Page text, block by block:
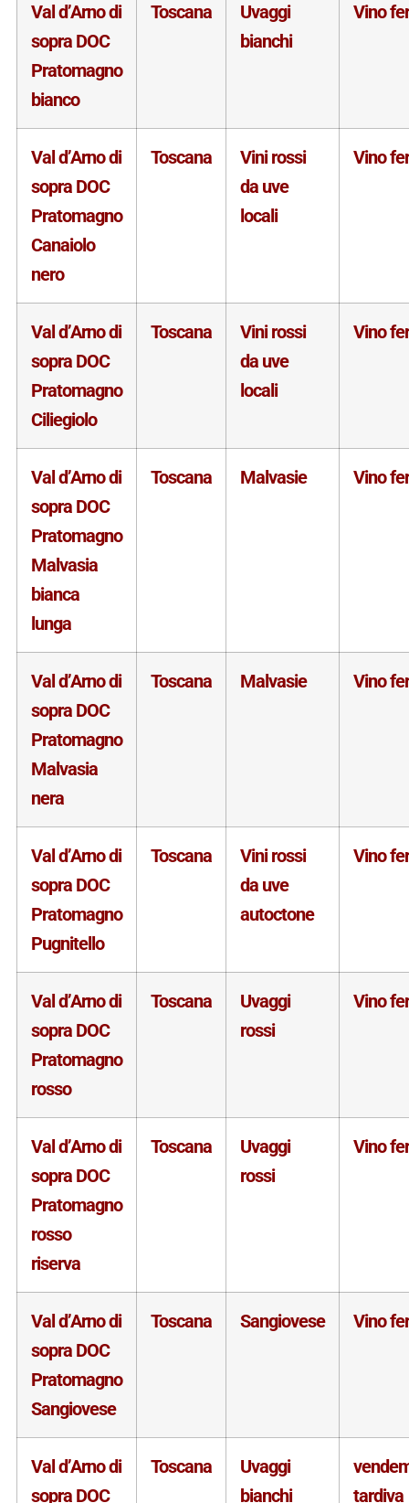
Val d’Arno di
sopra DOC
Pratomagno
bianco
Toscana
Uvaggi
bianchi
Vino
Val d’Arno di
sopra DOC
Pratomagno
Canaiolo
nero
Toscana
Vini rossi
da uve
locali
Vino
Val d’Arno di
sopra DOC
Pratomagno
Ciliegiolo
Toscana
Vini rossi
da uve
locali
Vino
Val d’Arno di
sopra DOC
Pratomagno
Malvasia
bianca
lunga
Toscana Malvasie Vino
Val d’Arno di
sopra DOC
Pratomagno
Malvasia
nera
Toscana Malvasie Vino
Val d’Arno di
sopra DOC
Pratomagno
Pugnitello
Toscana
Vini rossi
da uve
autoctone
Vino
Val d’Arno di
sopra DOC
Pratomagno
rosso
Toscana
Uvaggi
rossi
Vino
Val d’Arno di
sopra DOC
Pratomagno
rosso
riserva
Toscana
Uvaggi
rossi
Vino
Val d’Arno di
sopra DOC
Pratomagno
Sangiovese
Toscana Sangiovese Vino
Val d’Arno di
sopra DOC
Toscana
Uvaggi
bianchi
tardiva